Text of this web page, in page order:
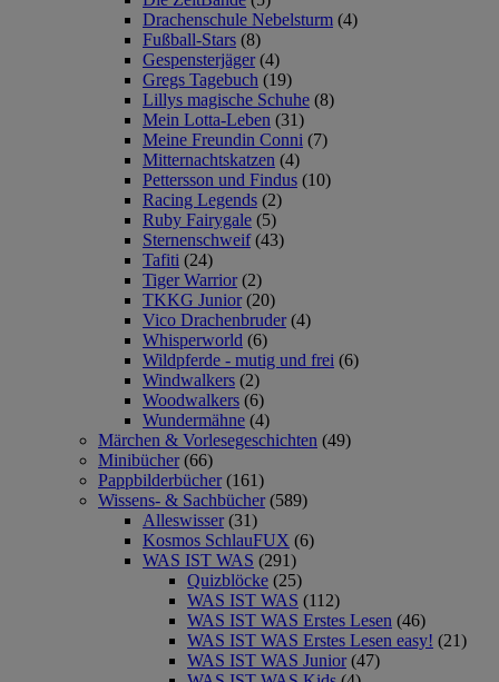
Drachenschule Nebelsturm (4)
Fußball-Stars (8)
Gespensterjäger (4)
Gregs Tagebuch (19)
Lillys magische Schuhe (8)
Mein Lotta-Leben (31)
Meine Freundin Conni (7)
Mitternachtskatzen (4)
Pettersson und Findus (10)
Racing Legends (2)
Ruby Fairygale (5)
Sternenschweif (43)
Tafiti (24)
Tiger Warrior (2)
TKKG Junior (20)
Vico Drachenbruder (4)
Whisperworld (6)
Wildpferde - mutig und frei (6)
Windwalkers (2)
Woodwalkers (6)
Wundermähne (4)
Märchen & Vorlesegeschichten (49)
Minibücher (66)
Pappbilderbücher (161)
Wissens- & Sachbücher (589)
Alleswisser (31)
Kosmos SchlauFUX (6)
WAS IST WAS (291)
Quizblöcke (25)
WAS IST WAS (112)
WAS IST WAS Erstes Lesen (46)
WAS IST WAS Erstes Lesen easy! (21)
WAS IST WAS Junior (47)